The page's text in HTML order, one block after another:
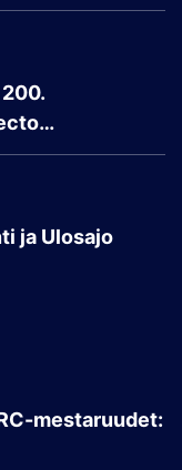
ja Ulosajo
mestaruudet: